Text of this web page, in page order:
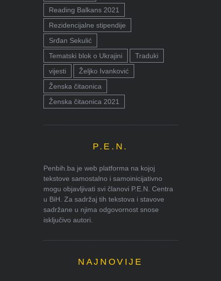
Reading Balkans 2021
Rezidencijalne stipendije
Srđan Sekulić
Tematski blok o Ukrajini
Traduki
vijesti
Željko Ivanković
Ženska čitaonica
Ženska čitaonica 2021
P.E.N.
Penbih.ba je web platforma na kojoj
tekstove samostalno i samoinicijativno
mogu objavljivati svi članovi P.E.N. Centra
u BiH. Za sadržaj tih tekstova i stavove
sadržane u njima odgovornost snose
isključivo autori.
NAJNOVIJE